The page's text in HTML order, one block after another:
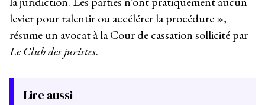
levier pour ralentir ou accélérer la procédure »,
résume un avocat à la Cour de cassation sollicité par
Le Club des juristes.
Lire aussi